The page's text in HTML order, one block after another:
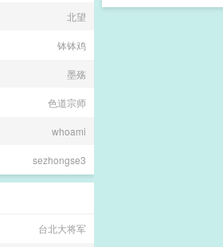
北望
钵钵鸡
墨殇
色道宗师
whoami
sezhongse3
台北大将军